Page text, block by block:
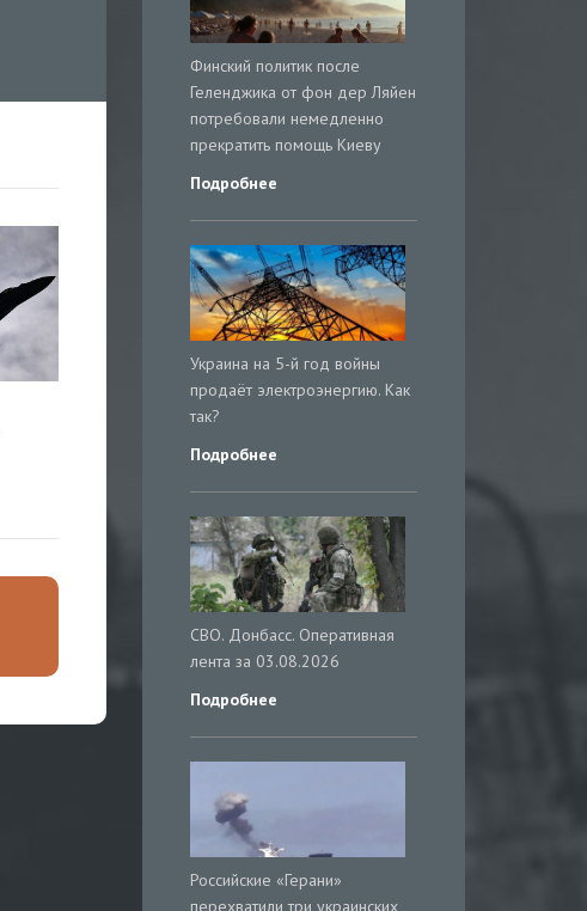
Финский политик после
Геленджика от фон дер Ляйен
потребовали немедленно
прекратить помощь Киеву
Подробнее
Украина на 5-й год войны
продаёт электроэнергию. Как
так?
Подробнее
СВО. Донбасс. Оперативная
лента за 03.08.2026
Подробнее
Российские «Герани»
перехватили три украинских